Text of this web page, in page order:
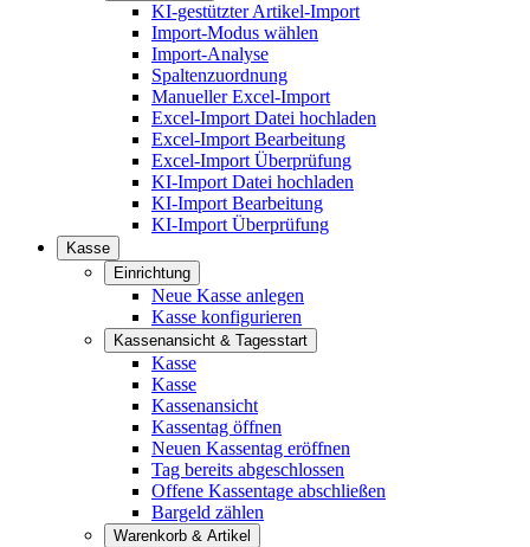
KI-gestützter Artikel-Import
Import-Modus wählen
Import-Analyse
Spaltenzuordnung
Manueller Excel-Import
Excel-Import Datei hochladen
Excel-Import Bearbeitung
Excel-Import Überprüfung
KI-Import Datei hochladen
KI-Import Bearbeitung
KI-Import Überprüfung
Kasse
Einrichtung
Neue Kasse anlegen
Kasse konfigurieren
Kassenansicht & Tagesstart
Kasse
Kasse
Kassenansicht
Kassentag öffnen
Neuen Kassentag eröffnen
Tag bereits abgeschlossen
Offene Kassentage abschließen
Bargeld zählen
Warenkorb & Artikel